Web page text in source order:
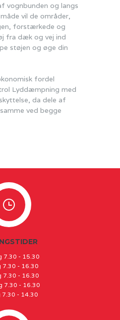
vognbunden og langs
vil de områder,
forstærkede og
fra dæk og vej ind
støjen og øge din
fordel
Lyddæmpning med
da dele af
ved begge
7.30 - 15.30
7.30 - 16.30
7.30 - 16.30
7.30 - 16.30
7.30 - 14.30